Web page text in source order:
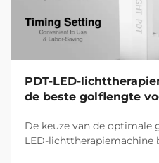
PDT-LED-
de beste golflengte
De keuze van de optimale
LED-lichttherapiemachine